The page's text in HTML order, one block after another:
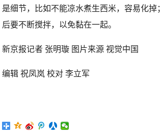
是细节，比如不能凉水煮生西米，容易化
后要不断搅拌，以免黏在一起。
新京报记者 张明璇 图片来源 视觉中国
编辑 祝凤岚 校对 李立军